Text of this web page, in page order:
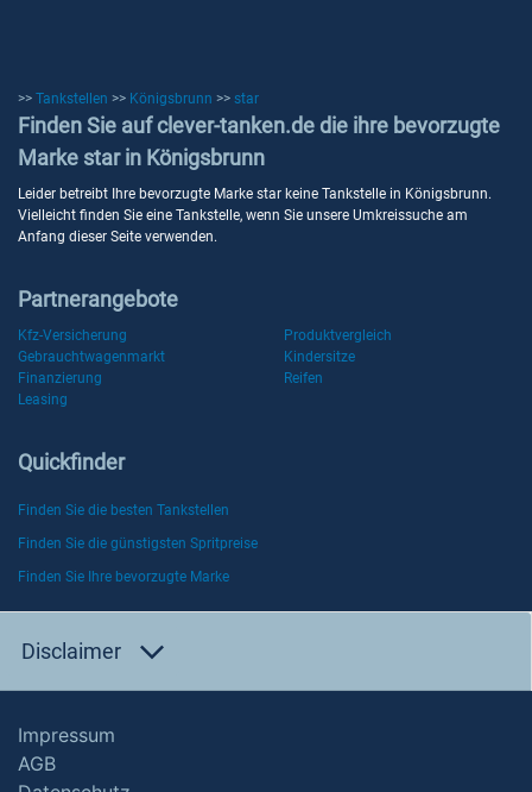
>> Tankstellen >> Königsbrunn >> star
Finden Sie auf clever-tanken.de die ihre bevorzugte
Marke star in Königsbrunn
Leider betreibt Ihre bevorzugte Marke star keine Tankstelle in Königsbrunn.
Vielleicht finden Sie eine Tankstelle, wenn Sie unsere Umkreissuche am
Anfang dieser Seite verwenden.
Partnerangebote
Kfz-Versicherung
Produktvergleich
Gebrauchtwagenmarkt
Kindersitze
Finanzierung
Reifen
Leasing
Quickfinder
Finden Sie die besten Tankstellen
Finden Sie die günstigsten Spritpreise
Finden Sie Ihre bevorzugte Marke
Disclaimer
Impressum
AGB